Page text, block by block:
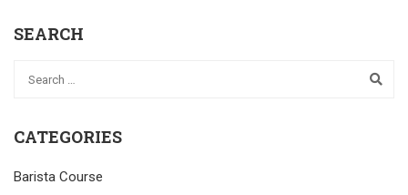
SEARCH
CATEGORIES
Barista Course